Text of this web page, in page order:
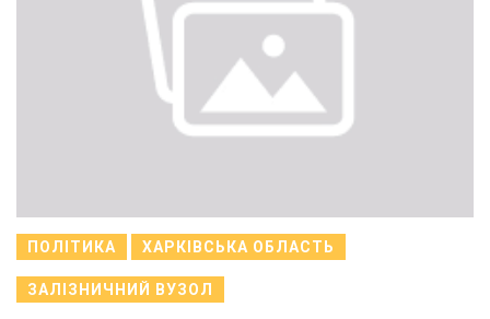
ПОЛІТИКА ХАРКІВСЬКА ОБЛАСТЬ
ЗАЛІЗНИЧНИЙ ВУЗОЛ